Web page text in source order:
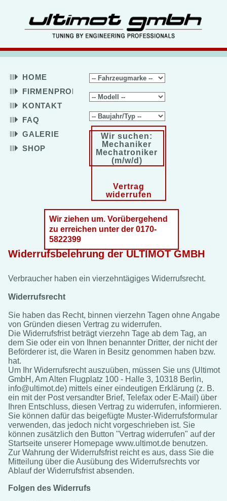
HOME
FIRMENPROFIL
KONTAKT
FAQ
GALERIE
SHOP
Wir suchen:
Mechaniker
Mechatroniker
(m/w/d)
Vertrag
widerrufen
Wir ziehen um. Vorübergehend
zu erreichen unter der 0170-
5822399
Widerrufsbelehrung der ULTIMOT GMBH
Verbraucher haben ein vierzehntägiges Widerrufsrecht.
Widerrufsrecht
Sie haben das Recht, binnen vierzehn Tagen ohne Angabe
von Gründen diesen Vertrag zu widerrufen.
Die Widerrufsfrist beträgt vierzehn Tage ab dem Tag, an
dem Sie oder ein von Ihnen benannter Dritter, der nicht der
Beförderer ist, die Waren in Besitz genommen haben bzw.
hat.
Um Ihr Widerrufsrecht auszuüben, müssen Sie uns (Ultimot
GmbH, Am Alten Flugplatz 100 - Halle 3, 10318 Berlin,
info@ultimot.de) mittels einer eindeutigen Erklärung (z. B.
ein mit der Post versandter Brief, Telefax oder E-Mail) über
Ihren Entschluss, diesen Vertrag zu widerrufen, informieren.
Sie können dafür das beigefügte Muster-Widerrufsformular
verwenden, das jedoch nicht vorgeschrieben ist. Sie
können zusätzlich den Button "Vertrag widerrufen" auf der
Startseite unserer Homepage www.ultimot.de benutzen.
Zur Wahrung der Widerrufsfrist reicht es aus, dass Sie die
Mitteilung über die Ausübung des Widerrufsrechts vor
Ablauf der Widerrufsfrist absenden.
Folgen des Widerrufs